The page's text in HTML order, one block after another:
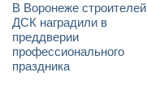
В Воронеже строителей
ДСК наградили в
преддверии
профессионального
праздника